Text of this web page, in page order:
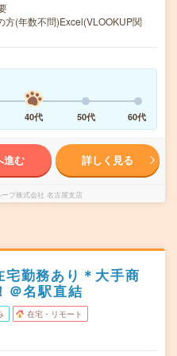
方(年数不問)Excel(VLOOKUP関
40代 50代 60代
進む 詳しく見る
プ株式会社 名古屋支店
勤務あり＊大手商
＠名駅直結
在宅・リモート